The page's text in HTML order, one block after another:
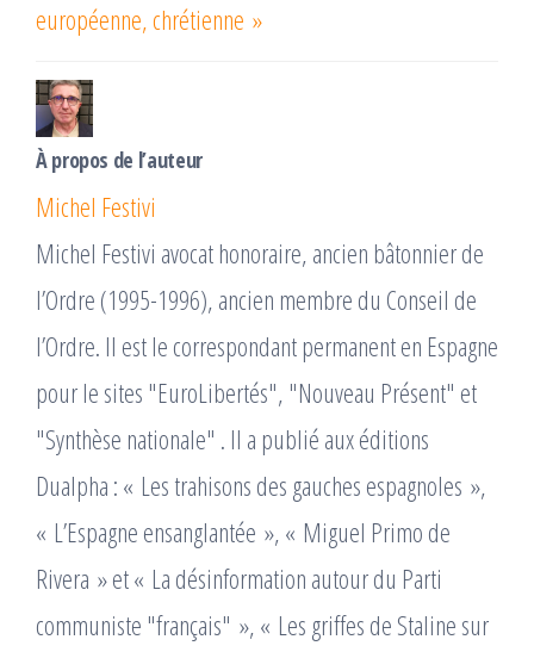
européenne, chrétienne »
À propos de l’auteur
Michel Festivi
Michel Festivi avocat honoraire, ancien bâtonnier de
l’Ordre (1995-1996), ancien membre du Conseil de
l’Ordre. Il est le correspondant permanent en Espagne
pour le sites "EuroLibertés", "Nouveau Présent" et
"Synthèse nationale" . Il a publié aux éditions
Dualpha : « Les trahisons des gauches espagnoles »,
« L’Espagne ensanglantée », « Miguel Primo de
Rivera » et « La désinformation autour du Parti
communiste "français" », « Les griffes de Staline sur